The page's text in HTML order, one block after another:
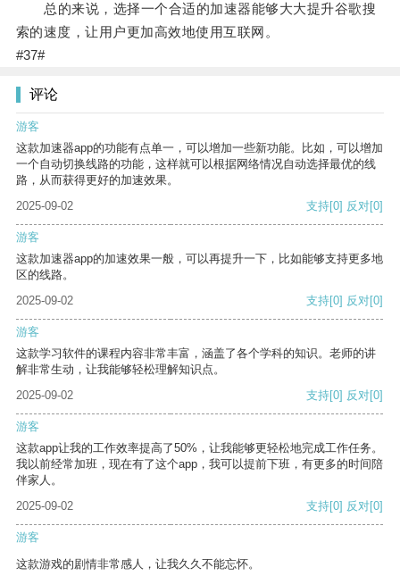
总的来说，选择一个合适的加速器能够大大提升谷歌搜
索的速度，让用户更加高效地使用互联网。
#37#
评论
游客
这款加速器app的功能有点单一，可以增加一些新功能。比如，可以增加
一个自动切换线路的功能，这样就可以根据网络情况自动选择最优的线
路，从而获得更好的加速效果。
2025-09-02
支持[0] 反对[0]
游客
这款加速器app的加速效果一般，可以再提升一下，比如能够支持更多地
区的线路。
2025-09-02
支持[0] 反对[0]
游客
这款学习软件的课程内容非常丰富，涵盖了各个学科的知识。老师的讲
解非常生动，让我能够轻松理解知识点。
2025-09-02
支持[0] 反对[0]
游客
这款app让我的工作效率提高了50%，让我能够更轻松地完成工作任务。
我以前经常加班，现在有了这个app，我可以提前下班，有更多的时间陪
伴家人。
2025-09-02
支持[0] 反对[0]
游客
这款游戏的剧情非常感人，让我久久不能忘怀。